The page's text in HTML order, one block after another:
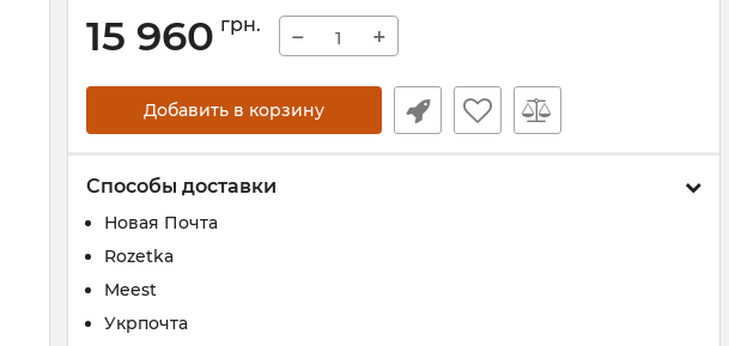
15 960 грн. − +
Добавить в корзину
Способы доставки
Новая Почта
Rozetka
Meest
Укрпочта